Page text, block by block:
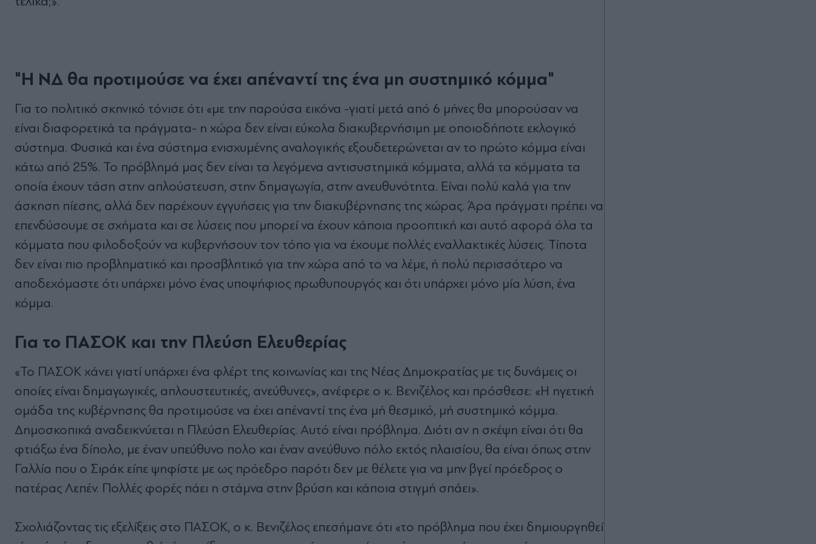
"Η ΝΔ θα προτιμούσε να έχει απέναντί της ένα μη συστημικό κόμμα"
Για το πολιτικό σκηνικό τόνισε ότι «με την παρούσα εικόνα -γιατί μετά από 6 μήνες θα μπορούσαν να
είναι διαφορετικά τα πράγματα- η χώρα δεν είναι εύκολα διακυβερνήσιμη με οποιοδήποτε εκλογικό
σύστημα. Φυσικά και ένα σύστημα ενισχυμένης αναλογικής εξουδετερώνεται αν το πρώτο κόμμα είναι
κάτω από 25%. Το πρόβλημά μας δεν είναι τα λεγόμενα αντισυστημικά κόμματα, αλλά τα κόμματα τα
οποία έχουν τάση στην απλούστευση, στην δημαγωγία, στην ανευθυνότητα. Είναι πολύ καλά για την
άσκηση πίεσης, αλλά δεν παρέχουν εγγυήσεις για την διακυβέρνησης της χώρας. Άρα πράγματι πρέπει να
επενδύσουμε σε σχήματα και σε λύσεις που μπορεί να έχουν κάποια προοπτική και αυτό αφορά όλα τα
κόμματα που φιλοδοξούν να κυβερνήσουν τον τόπο για να έχουμε πολλές εναλλακτικές λύσεις. Τίποτα
δεν είναι πιο προβληματικό και προσβλητικό για την χώρα από το να λέμε, ή πολύ περισσότερο να
αποδεχόμαστε ότι υπάρχει μόνο ένας υποψήφιος πρωθυπουργός και ότι υπάρχει μόνο μία λύση, ένα
κόμμα.
Για το ΠΑΣΟΚ και την Πλεύση Ελευθερίας
«Το ΠΑΣΟΚ χάνει γιατί υπάρχει ένα φλέρτ της κοινωνίας και της Νέας Δημοκρατίας με τις δυνάμεις οι
οποίες είναι δημαγωγικές, απλουστευτικές, ανεύθυνες», ανέφερε ο κ. Βενιζέλος και πρόσθεσε: «Η ηγετική
ομάδα της κυβέρνησης θα προτιμούσε να έχει απέναντί της ένα μή θεσμικό, μή συστημικό κόμμα.
Δημοσκοπικά αναδεικνύεται η Πλεύση Ελευθερίας. Αυτό είναι πρόβλημα. Διότι αν η σκέψη είναι ότι θα
φτιάξω ένα δίπολο, με έναν υπεύθυνο πολο και έναν ανεύθυνο πόλο εκτός πλαισίου, θα είναι όπως στην
Γαλλία που ο Σιράκ είπε ψηφίστε με ως πρόεδρο παρότι δεν με θέλετε για να μην βγεί πρόεδρος ο
πατέρας Λεπέν. Πολλές φορές πάει η στάμνα στην βρύση και κάποια στιγμή σπάει».
Σχολιάζοντας τις εξελίξεις στο ΠΑΣΟΚ, ο κ. Βενιζέλος επεσήμανε ότι «το πρόβλημα που έχει δημιουργηθεί